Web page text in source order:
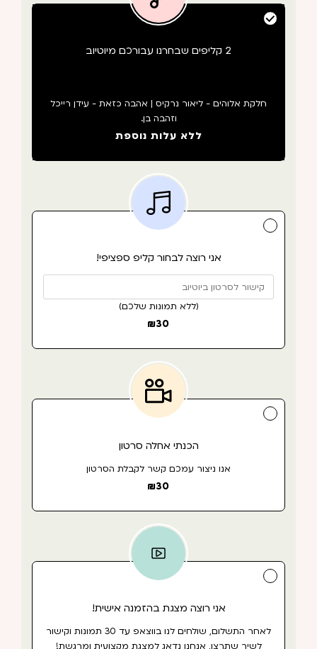
2 קליפים שבחרנו עבורכם מיוטיוב
חלקת אלוהים - ליאור נרקיס | אהבה כזאת - עידן רייכל
וזהבה בן.
ללא עלות נוספת
אני רוצה לבחור קליפ ספציפי!
(ללא תמונות שלכם)
₪30
הכנתי אחלה סרטון
אנו ניצור עמכם קשר לקבלת הסרטון
₪30
אני רוצה מצגת בהזמנה אישית!
לאחר התשלום, שולחים לנו בווצאפ עד 30 תמונות וקישור
לשיר שתרצו, אנחנו נדאג למצגת מקצועית ומרגשת!